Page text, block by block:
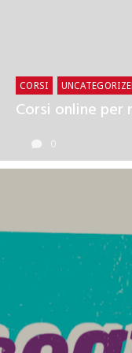
CORSI
Corsi online per
0